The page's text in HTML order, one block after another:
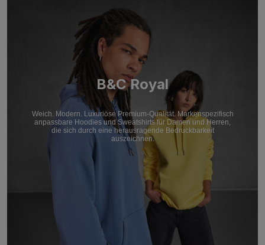
B&C Royal
Weich. Modern. Luxuriöse Premium-Qualität. Markenspezifisch
anpassbare Hoodies und Sweatshirts für Damen und Herren,
die sich durch eine herausragende Bedruckbarkeit
auszeichnen.